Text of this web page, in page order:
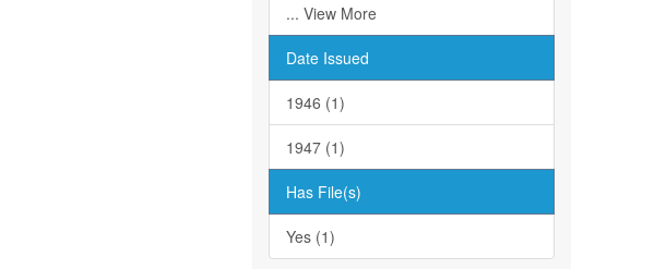
... View More
Date Issued
1946 (1)
1947 (1)
Has File(s)
Yes (1)